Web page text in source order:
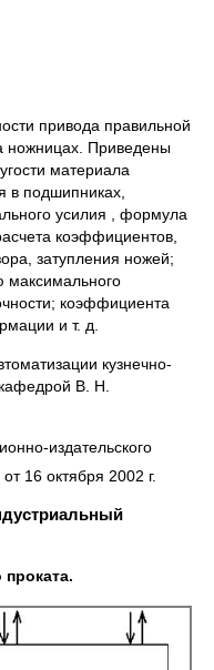
привода правильной
ножницах. Приведены
материала
в подшипниках,
усилия , формула
коэффициентов,
затупления ножей;
максимального
коэффициента
и т. д.
кузнечно-
В. Н.
издательского
от 16 октября 2002 г.